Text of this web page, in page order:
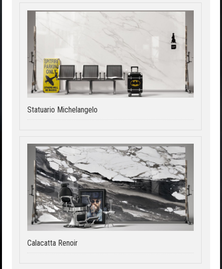
Statuario Michelangelo
Calacatta Renoir